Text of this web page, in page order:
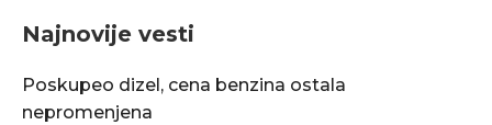
Najnovije vesti
Poskupeo dizel, cena benzina ostala
nepromenjena